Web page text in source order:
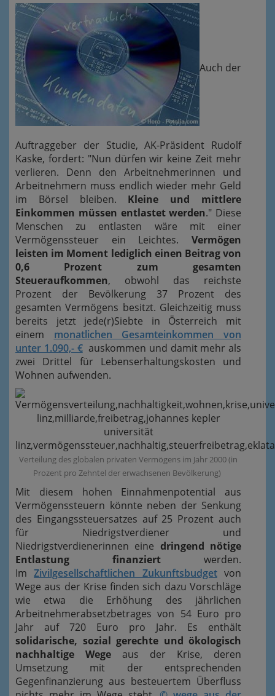
Auch der
Auftraggeber der Studie, AK-Präsident Rudolf
Kaske, fordert: "Nun dürfen wir keine Zeit mehr
verlieren. Denn den Arbeitnehmerinnen und
Arbeitnehmern muss endlich wieder mehr Geld
im Börsel bleiben. Kleine und mittlere
Einkommen müssen entlastet werden." Diese
Menschen zu entlasten wäre mit einer
Vermögenssteuer ein Leichtes. Vermögen
leisten im Moment lediglich einen Beitrag von
0,6 Prozent zum gesamten
Steueraufkommen, obwohl das reichste
Prozent der Bevölkerung 37 Prozent des
gesamten Vermögens besitzt. Gleichzeitig muss
bereits jetzt jede(r)Siebte in Österreich mit
einem monatlichen Gesamteinkommen von
unter 1.090,- €auskommen und damit mehr als
zwei Drittel für Lebenserhaltungskosten und
Wohnen aufwenden.
Verteilung des globalen privaten Vermögens im Jahr 2000 (in
Prozent pro Zehntel der erwachsenen Bevölkerung)
Mit diesem hohen Einnahmenpotential aus
Vermögenssteuern könnte neben der Senkung
des Eingangssteuersatzes auf 25 Prozent auch
für Niedrigstverdiener und
Niedrigstverdienerinnen eine dringend nötige
Entlastung finanziert werden.
ImZivilgesellschaftlichen Zukunftsbudgetvon
Wege aus der Krise finden sich dazu Vorschläge
wie etwa die Erhöhung des jährlichen
Arbeitnehmerabsetzbetrages von 54 Euro pro
Jahr auf 720 Euro pro Jahr. Es enthält
solidarische, sozial gerechte und ökologisch
nachhaltige Wege aus der Krise, deren
Umsetzung mit der entsprechenden
Gegenfinanzierung aus besteuertem Überfluss